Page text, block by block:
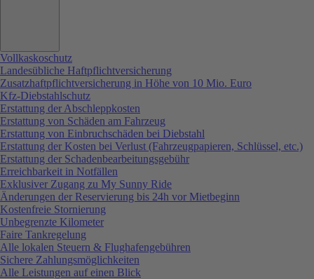
Vollkaskoschutz
Landesübliche Haftpflichtversicherung
Zusatzhaftpflichtversicherung in Höhe von 10 Mio. Euro
Kfz-Diebstahlschutz
Erstattung der Abschleppkosten
Erstattung von Schäden am Fahrzeug
Erstattung von Einbruchschäden bei Diebstahl
Erstattung der Kosten bei Verlust (Fahrzeugpapieren, Schlüssel, etc.)
Erstattung der Schadenbearbeitungsgebühr
Erreichbarkeit in Notfällen
Exklusiver Zugang zu My Sunny Ride
Änderungen der Reservierung bis 24h vor Mietbeginn
Kostenfreie Stornierung
Unbegrenzte Kilometer
Faire Tankregelung
Alle lokalen Steuern & Flughafengebühren
Sichere Zahlungsmöglichkeiten
Alle Leistungen auf einen Blick